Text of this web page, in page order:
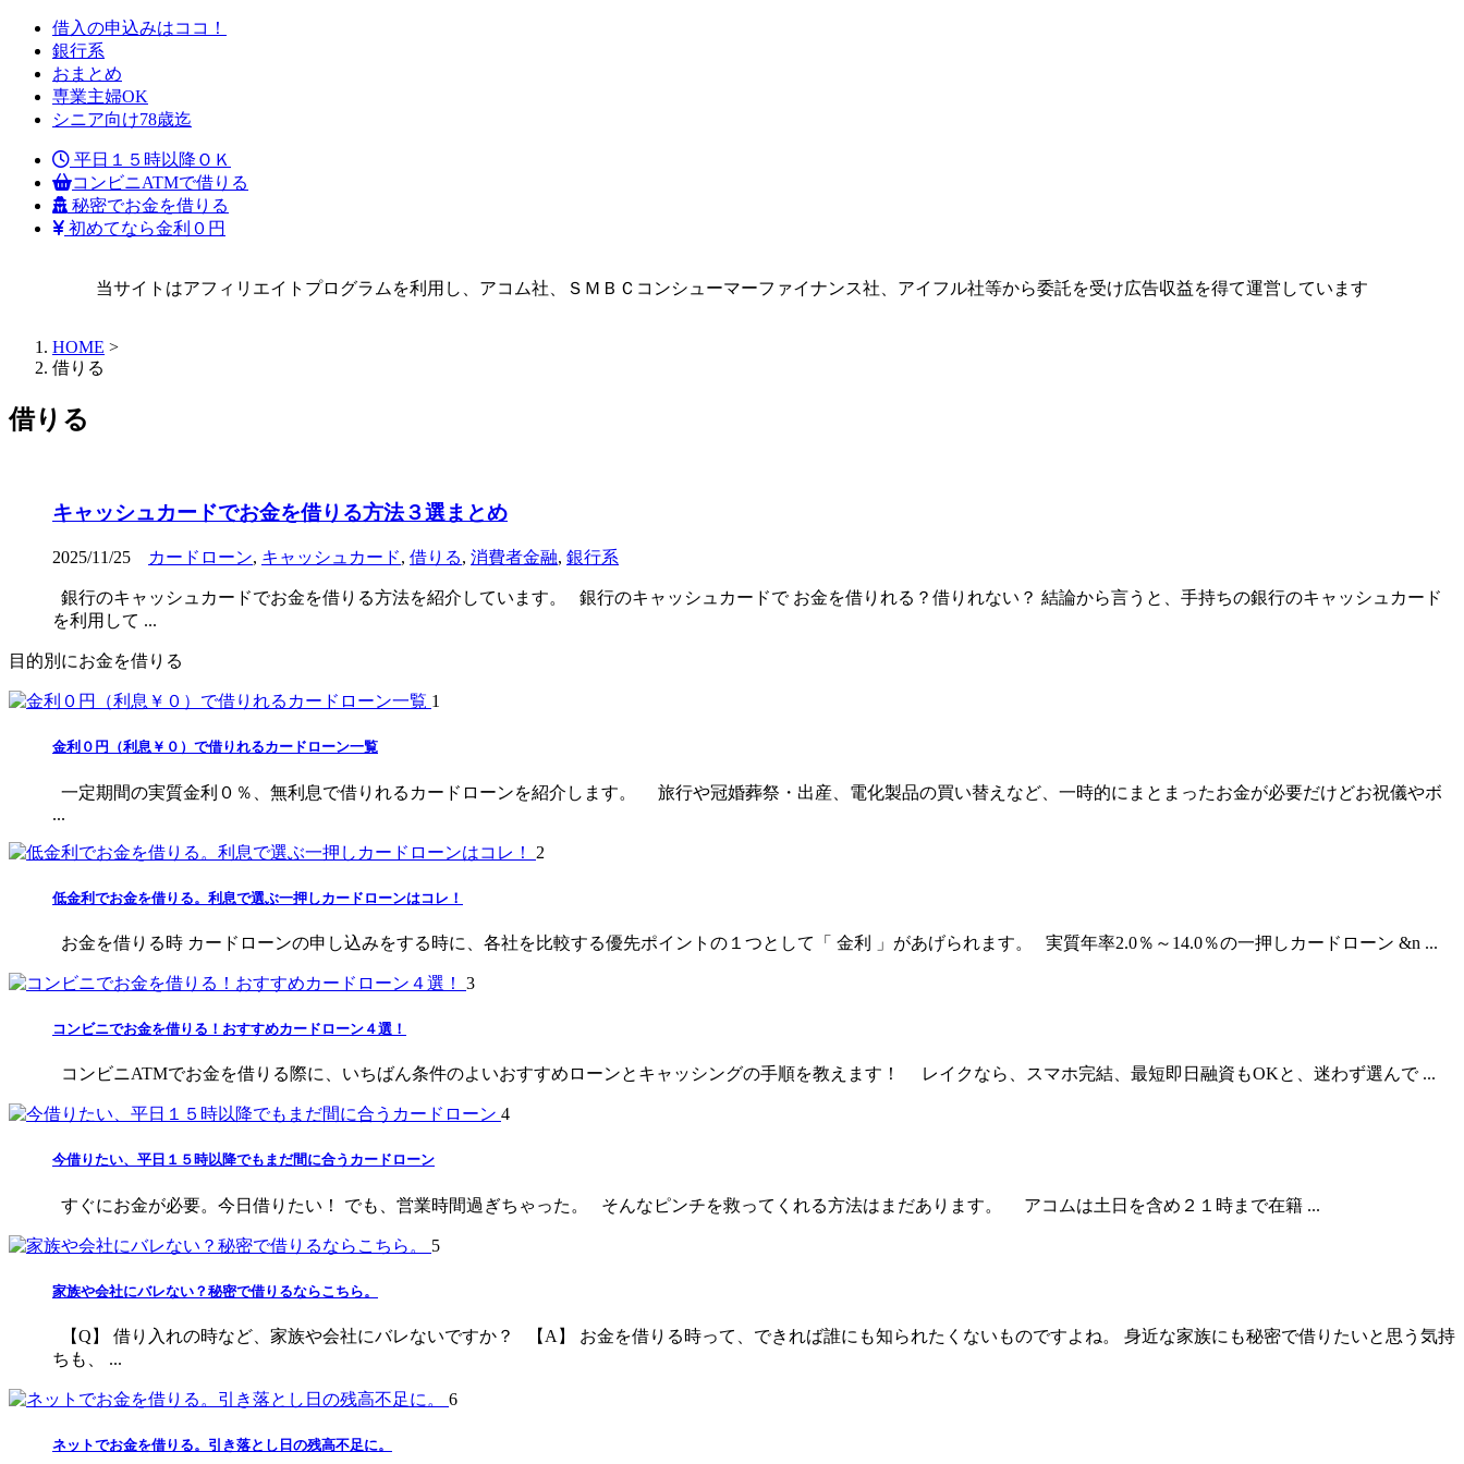
借入の申込みはココ！
銀行系
おまとめ
専業主婦OK
シニア向け78歳迄
平日１５時以降ＯＫ
コンビニATMで借りる
秘密でお金を借りる
初めてなら金利０円
当サイトはアフィリエイトプログラムを利用し、アコム社、ＳＭＢＣコンシューマーファイナンス社、アイフル社等から委託を受け広告収益を得て運営しています
HOME >
借りる
借りる
キャッシュカードでお金を借りる方法３選まとめ
2025/11/25 カードローン, キャッシュカード, 借りる, 消費者金融, 銀行系
銀行のキャッシュカードでお金を借りる方法を紹介しています。 銀行のキャッシュカードで お金を借りれる？借りれない？ 結論から言うと、手持ちの銀行のキャッシュカード
を利用して ...
目的別にお金を借りる
1
金利０円（利息￥０）で借りれるカードローン一覧
一定期間の実質金利０％、無利息で借りれるカードローンを紹介します。 旅行や冠婚葬祭・出産、電化製品の買い替えなど、一時的にまとまったお金が必要だけどお祝儀やボ
...
2
低金利でお金を借りる。利息で選ぶ一押しカードローンはコレ！
お金を借りる時 カードローンの申し込みをする時に、各社を比較する優先ポイントの１つとして「 金利 」があげられます。 実質年率2.0％～14.0％の一押しカードローン &n ...
3
コンビニでお金を借りる！おすすめカードローン４選！
コンビニATMでお金を借りる際に、いちばん条件のよいおすすめローンとキャッシングの手順を教えます！ レイクなら、スマホ完結、最短即日融資もOKと、迷わず選んで ...
4
今借りたい、平日１５時以降でもまだ間に合うカードローン
すぐにお金が必要。今日借りたい！ でも、営業時間過ぎちゃった。 そんなピンチを救ってくれる方法はまだあります。 アコムは土日を含め２１時まで在籍 ...
5
家族や会社にバレない？秘密で借りるならこちら。
【Q】 借り入れの時など、家族や会社にバレないですか？ 【A】 お金を借りる時って、できれば誰にも知られたくないものですよね。 身近な家族にも秘密で借りたいと思う気持
ちも、 ...
6
ネットでお金を借りる。引き落とし日の残高不足に。